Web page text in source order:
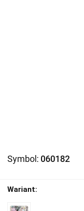
Symbol: 060182
Wariant: